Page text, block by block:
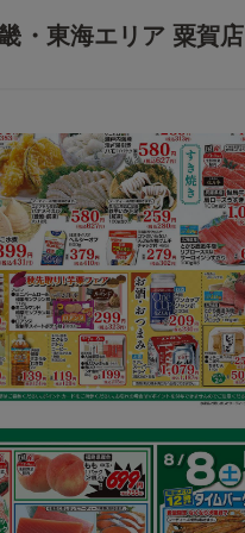
・東海エリア 粟賀店